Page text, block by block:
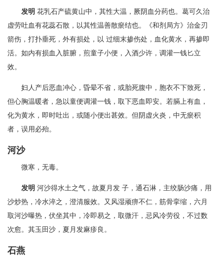
发明 花乳石产硫黄山中，其性大温，厥阴血分药也。葛可久治
虚劳吐血有花蕊石散，以其性温善散瘀结也。《和剂局方》治金刃
箭伤，打扑垂死，外有损处，以 过细末掺伤处，血化黄水，再掺即
活。如内有损血入脏腑，煎童子小便，入酒少许，调灌一钱匕立
效。
妇人产后恶血冲心，昏晕不省，或胎死腹中，胞衣不下致死，
但心胸温暖者，急以童便调灌一钱，取下恶血即安。若膈上有血，
化为黄水，即时吐出，或随小便出甚效。但阴虚火炎，中无瘀积
者，误用必殆。
河沙
微寒，无毒。
发明 河沙得水土之气，故夏月发 子，通石淋，主绞肠沙痛，用
沙炒热，冷水淬之，澄清服效。又风湿顽痹不仁，筋骨挛缩，六月
取河沙曝热，伏坐其中，冷即易之，取微汗，忌风冷劳役，不过数
次愈。其玉田沙，夏月发麻疹良。
石燕